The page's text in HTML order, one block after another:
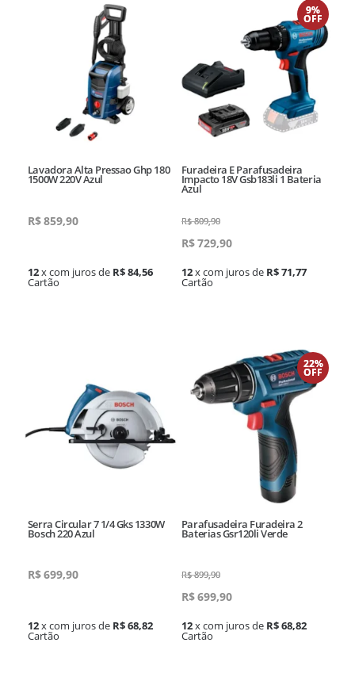
Lavadora Alta Pressao Ghp 180
1500W 220V Azul
R$859,90
12x com juros de R$ 84,56
Cartão
9%
OFF
Furadeira E Parafusadeira
Impacto 18V Gsb183li 1 Bateria
Azul
R$ 809,90
R$729,90
12x com juros de R$ 71,77
Cartão
Serra Circular 7 1/4 Gks 1330W
Bosch 220 Azul
R$699,90
12x com juros de R$ 68,82
Cartão
22%
OFF
Parafusadeira Furadeira 2
Baterias Gsr120li Verde
R$ 899,90
R$699,90
12x com juros de R$ 68,82
Cartão